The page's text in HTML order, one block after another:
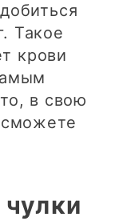
Такое
крови
в свою
сможете